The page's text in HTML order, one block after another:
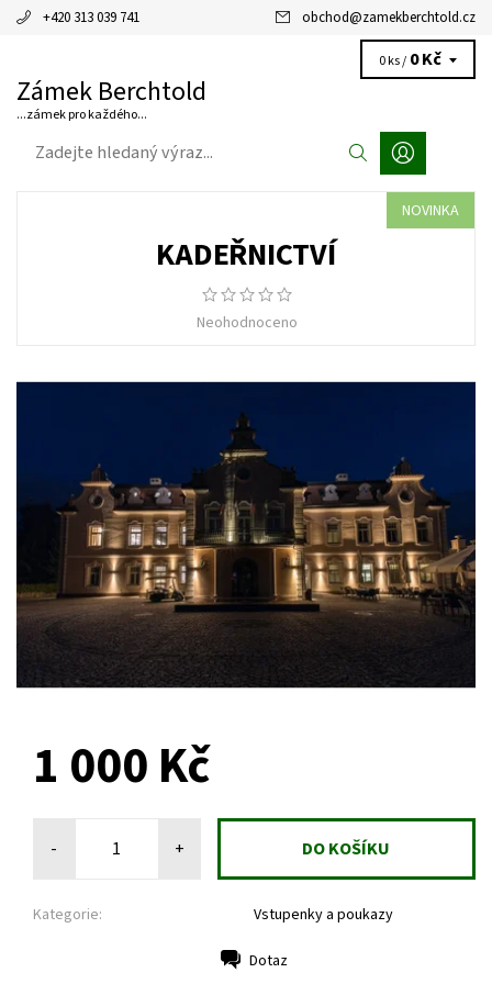
+420 313 039 741 obchod@zamekberchtold.cz
Zámek Berchtold
...zámek pro každého...
0 ks / 0 Kč
NOVINKA
KADEŘNICTVÍ
Neohodnoceno
1 000 Kč
- +
Kategorie: Vstupenky a poukazy
Dotaz